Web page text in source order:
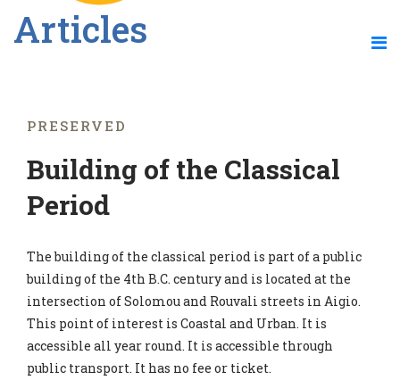
Articles
PRESERVED
Building of the Classical
Period
The building of the classical period is part of a public
building of the 4th B.C. century and is located at the
intersection of Solomou and Rouvali streets in Aigio.
This point of interest is Coastal and Urban. It is
accessible all year round. It is accessible through
public transport. It has no fee or ticket.